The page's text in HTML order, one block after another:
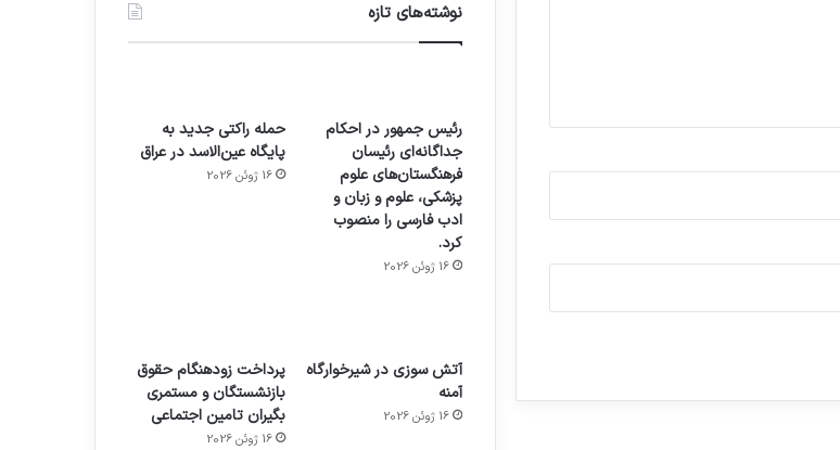
نوشته‌های تازه
رئیس جمهور در احکام
جداگانه‌ای رئیسان
فرهنگستان‌های علوم
پزشکی، علوم و زبان و
ادب فارسی را منصوب
کرد.
16 ژوئن 2026
حمله راکتی جدید به
پایگاه عین‌الاسد در عراق
16 ژوئن 2026
آتش سوزی در شیرخوارگاه
آمنه
16 ژوئن 2026
پرداخت زودهنگام حقوق
بازنشستگان و مستمری
بگیران تامین اجتماعی
16 ژوئن 2026
هدفون های 2023